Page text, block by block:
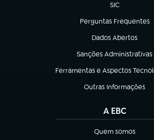
SIC
(abre em nova
Perguntas Frequentes
(abre em nova aba)
Dados Abertos
(abre em nova aba)
Sanções Administrativas
(abre em nova aba)
Ferramentas e Aspectos
(abre em nova aba)
Outras Informações
(abre em nova aba)
A EBC
Quem somos
(abre em nova aba)